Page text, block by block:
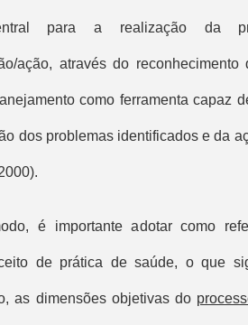
para a realização da
ação, através do reconhecimento
como ferramenta capaz
dos problemas identificados e da
é importante adotar como
de prática de saúde, o que
as dimensões objetivas do